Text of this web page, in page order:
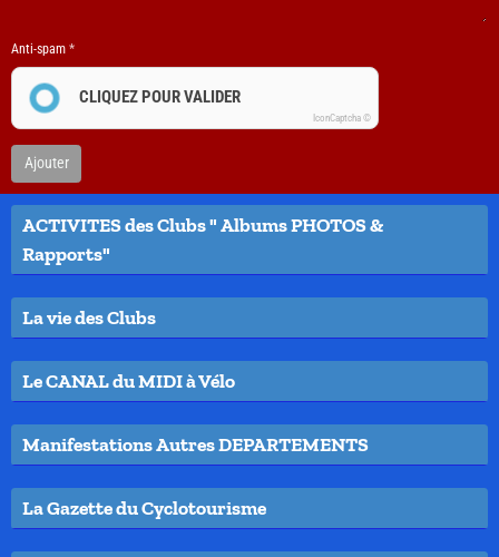
Anti-spam
CLIQUEZ POUR VALIDER
IconCaptcha ©
Ajouter
ACTIVITES des Clubs " Albums PHOTOS &
Rapports"
La vie des Clubs
Le CANAL du MIDI à Vélo
Manifestations Autres DEPARTEMENTS
La Gazette du Cyclotourisme